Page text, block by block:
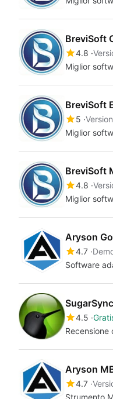
BreviSoft
4.8
Miglior
BreviSoft
5
Miglior
BreviSoft
4.8
Miglior
Aryson
4.7
Software
SugarSync
4.5
Aryson
4.7
Strumento